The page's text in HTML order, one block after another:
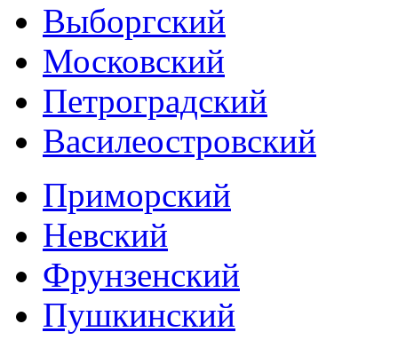
Выборгский
Московский
Петроградский
Василеостровский
Приморский
Невский
Фрунзенский
Пушкинский